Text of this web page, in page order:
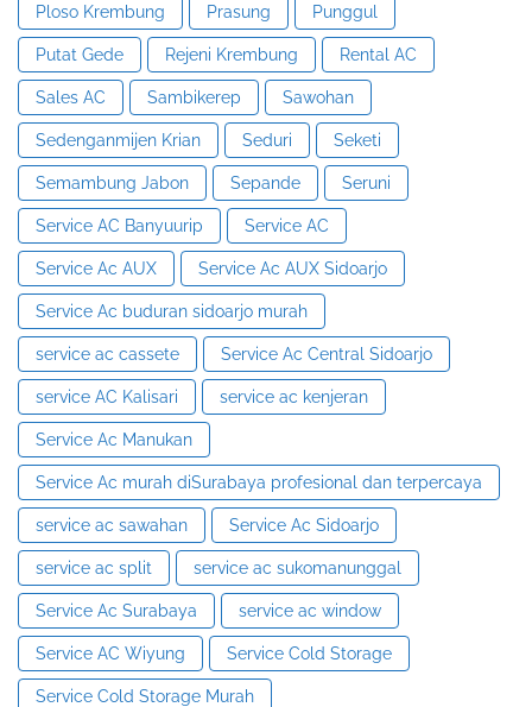
Ploso Krembung Prasung Punggul
Putat Gede Rejeni Krembung Rental AC
Sales AC Sambikerep Sawohan
Sedenganmijen Krian Seduri Seketi
Semambung Jabon Sepande Seruni
Service AC Banyuurip Service AC
Service Ac AUX Service Ac AUX Sidoarjo
Service Ac buduran sidoarjo murah
service ac cassete Service Ac Central Sidoarjo
service AC Kalisari service ac kenjeran
Service Ac Manukan
Service Ac murah diSurabaya profesional dan terpercaya
service ac sawahan Service Ac Sidoarjo
service ac split service ac sukomanunggal
Service Ac Surabaya service ac window
Service AC Wiyung Service Cold Storage
Service Cold Storage Murah